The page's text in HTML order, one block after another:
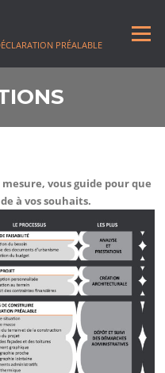
PRÉALABLE
Menu
vous guide pour que
à vos souhaits.